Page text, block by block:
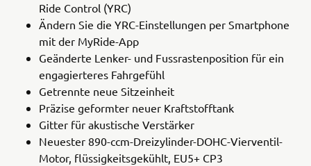
Ride Control (YRC)
Ändern Sie die YRC-Einstellungen per Smartphone
mit der MyRide-App
Geänderte Lenker- und Fussrastenposition für ein
engagierteres Fahrgefühl
Getrennte neue Sitzeinheit
Präzise geformter neuer Kraftstofftank
Gitter für akustische Verstärker
Neuester 890-ccm-Dreizylinder-DOHC-Vierventil-
Motor, flüssigkeitsgekühlt, EU5+ CP3